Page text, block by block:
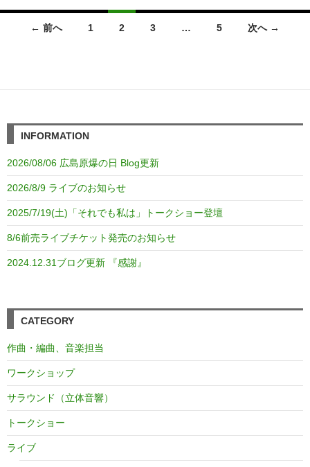
ビ
ゲ
ー
シ
ョ
ン
← 前へ 1 2 3 … 5 次へ →
INFORMATION
2026/08/06 広島原爆の日 Blog更新
2026/8/9 ライブのお知らせ
2025/7/19(土)「それでも私は」トークショー登壇
8/6前売ライブチケット発売のお知らせ
2024.12.31ブログ更新 『感謝』
CATEGORY
作曲・編曲、音楽担当
ワークショップ
サラウンド（立体音響）
トークショー
ライブ